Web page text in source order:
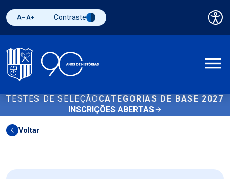
Diminuir fonte
Aumentar fonteAlternar contraste
Contraste
TESTES DE SELEÇÃO CATEGORIAS DE BASE 2027
INSCRIÇÕES ABERTAS
Voltar